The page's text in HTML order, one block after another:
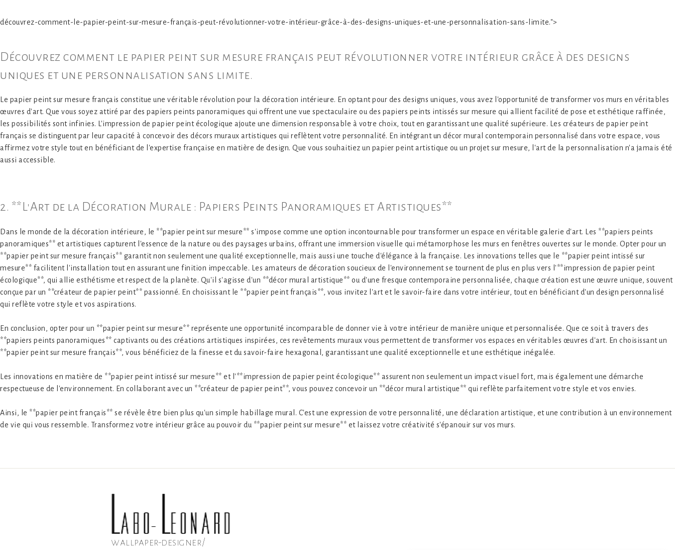
découvrez-comment-le-papier-peint-sur-mesure-français-peut-révolutionner-votre-intérieur-grâce-à-des-designs-uniques-et-une-personnalisation-sans-limite.">
Découvrez comment le papier peint sur mesure français peut révolutionner votre intérieur grâce à des designs
uniques et une personnalisation sans limite.
Le papier peint sur mesure français constitue une véritable révolution pour la décoration intérieure. En optant pour des designs uniques, vous avez l'opportunité de transformer vos murs en véritables
œuvres d'art. Que vous soyez attiré par des papiers peints panoramiques qui offrent une vue spectaculaire ou des papiers peints intissés sur mesure qui allient facilité de pose et esthétique raffinée,
les possibilités sont infinies. L'impression de papier peint écologique ajoute une dimension responsable à votre choix, tout en garantissant une qualité supérieure. Les créateurs de papier peint
français se distinguent par leur capacité à concevoir des décors muraux artistiques qui reflètent votre personnalité. En intégrant un décor mural contemporain personnalisé dans votre espace, vous
affirmez votre style tout en bénéficiant de l'expertise française en matière de design. Que vous souhaitiez un papier peint artistique ou un projet sur mesure, l'art de la personnalisation n'a jamais été
aussi accessible.
2. **L'Art de la Décoration Murale : Papiers Peints Panoramiques et Artistiques**
Dans le monde de la décoration intérieure, le **papier peint sur mesure** s'impose comme une option incontournable pour transformer un espace en véritable galerie d'art. Les **papiers peints
panoramiques** et artistiques capturent l'essence de la nature ou des paysages urbains, offrant une immersion visuelle qui métamorphose les murs en fenêtres ouvertes sur le monde. Opter pour un
**papier peint sur mesure français** garantit non seulement une qualité exceptionnelle, mais aussi une touche d'élégance à la française. Les innovations telles que le **papier peint intissé sur
mesure** facilitent l'installation tout en assurant une finition impeccable. Les amateurs de décoration soucieux de l'environnement se tournent de plus en plus vers l'**impression de papier peint
écologique**, qui allie esthétisme et respect de la planète. Qu'il s'agisse d'un **décor mural artistique** ou d'une fresque contemporaine personnalisée, chaque création est une œuvre unique, souvent
conçue par un **créateur de papier peint** passionné. En choisissant le **papier peint français**, vous invitez l'art et le savoir-faire dans votre intérieur, tout en bénéficiant d'un design personnalisé
qui reflète votre style et vos aspirations.
En conclusion, opter pour un **papier peint sur mesure** représente une opportunité incomparable de donner vie à votre intérieur de manière unique et personnalisée. Que ce soit à travers des
**papiers peints panoramiques** captivants ou des créations artistiques inspirées, ces revêtements muraux vous permettent de transformer vos espaces en véritables œuvres d'art. En choisissant un
**papier peint sur mesure français**, vous bénéficiez de la finesse et du savoir-faire hexagonal, garantissant une qualité exceptionnelle et une esthétique inégalée.
Les innovations en matière de **papier peint intissé sur mesure** et l'**impression de papier peint écologique** assurent non seulement un impact visuel fort, mais également une démarche
respectueuse de l'environnement. En collaborant avec un **créateur de papier peint**, vous pouvez concevoir un **décor mural artistique** qui reflète parfaitement votre style et vos envies.
Ainsi, le **papier peint français** se révèle être bien plus qu'un simple habillage mural. C'est une expression de votre personnalité, une déclaration artistique, et une contribution à un environnement
de vie qui vous ressemble. Transformez votre intérieur grâce au pouvoir du **papier peint sur mesure** et laissez votre créativité s'épanouir sur vos murs.
wallpaper-designer/